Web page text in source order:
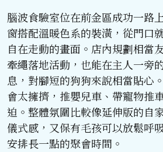
腦波食驗室位在前金區成功一路
窗搭配溫暖色系的裝潢，從門口
自在走動的畫面。店內規劃相當
牽繩落地活動，也能在主人一旁
息，對腳短的狗狗來說相當貼心
會太擁擠，推嬰兒車、帶寵物推
迫。整體氛圍比較像延伸版的自
儀式感，又保有毛孩可以放鬆呼
安排長一點的聚會時間。